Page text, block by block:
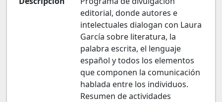
editorial, donde autores e
intelectuales dialogan con Laura
García sobre literatura, la
palabra escrita, el lenguaje
español y todos los elementos
que componen la comunicación
hablada entre los individuos.
Resumen de actividades